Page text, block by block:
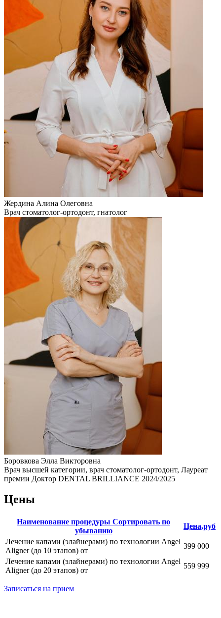
Жердина Алина Олеговна
Врач стоматолог-ортодонт, гнатолог
Боровкова Элла Викторовна
Врач высшей категории, врач стоматолог-ортодонт, Лауреат
премии Доктор DENTAL BRILLIANCE 2024/2025
Цены
Наименование процедуры Сортировать по
убыванию
Цена,руб
Лечение капами (элайнерами) по технологии Angel
Aligner (до 10 этапов) от
399 000
Лечение капами (элайнерами) по технологии Angel
Aligner (до 20 этапов) от
559 999
Записаться на прием